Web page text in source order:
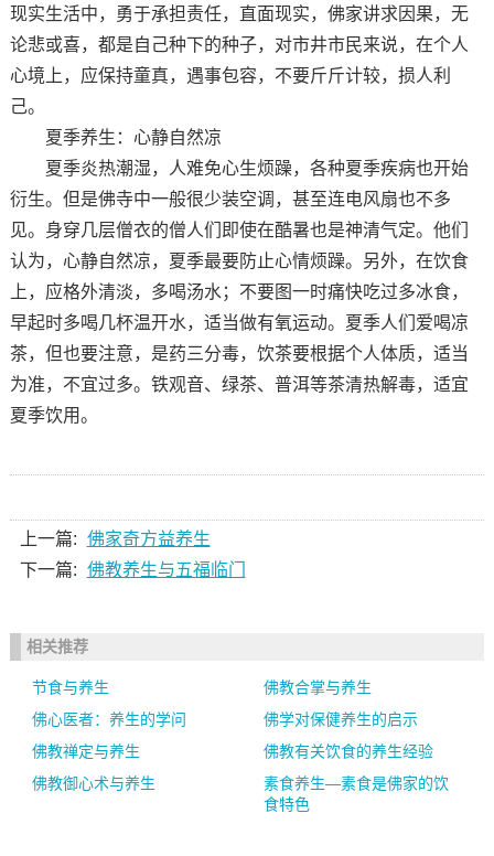
现实生活中，勇于承担责任，直面现实，佛家讲求因果，无
论悲或喜，都是自己种下的种子，对市井市民来说，在个人
心境上，应保持童真，遇事包容，不要斤斤计较，损人利
己。
夏季养生：心静自然凉
夏季炎热潮湿，人难免心生烦躁，各种夏季疾病也开始
衍生。但是佛寺中一般很少装空调，甚至连电风扇也不多
见。身穿几层僧衣的僧人们即使在酷暑也是神清气定。他们
认为，心静自然凉，夏季最要防止心情烦躁。另外，在饮食
上，应格外清淡，多喝汤水；不要图一时痛快吃过多冰食，
早起时多喝几杯温开水，适当做有氧运动。夏季人们爱喝凉
茶，但也要注意，是药三分毒，饮茶要根据个人体质，适当
为准，不宜过多。铁观音、绿茶、普洱等茶清热解毒，适宜
夏季饮用。
上一篇: 佛家奇方益养生
下一篇: 佛教养生与五福临门
相关推荐
节食与养生
佛教合掌与养生
佛心医者：养生的学问
佛学对保健养生的启示
佛教禅定与养生
佛教有关饮食的养生经验
佛教御心术与养生
素食养生—素食是佛家的饮
食特色